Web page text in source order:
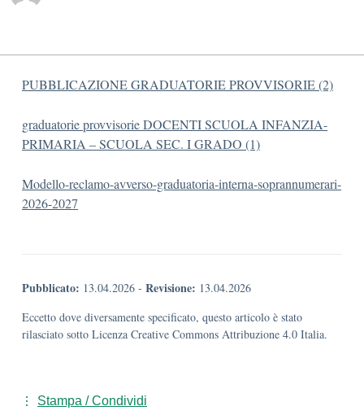
PUBBLICAZIONE GRADUATORIE PROVVISORIE (2)
graduatorie provvisorie DOCENTI SCUOLA INFANZIA-
PRIMARIA – SCUOLA SEC. I GRADO (1)
Modello-reclamo-avverso-graduatoria-interna-soprannumerari-
2026-2027
Pubblicato: 13.04.2026 - Revisione: 13.04.2026
Eccetto dove diversamente specificato, questo articolo è stato
rilasciato sotto Licenza Creative Commons Attribuzione 4.0 Italia.
Stampa / Condividi